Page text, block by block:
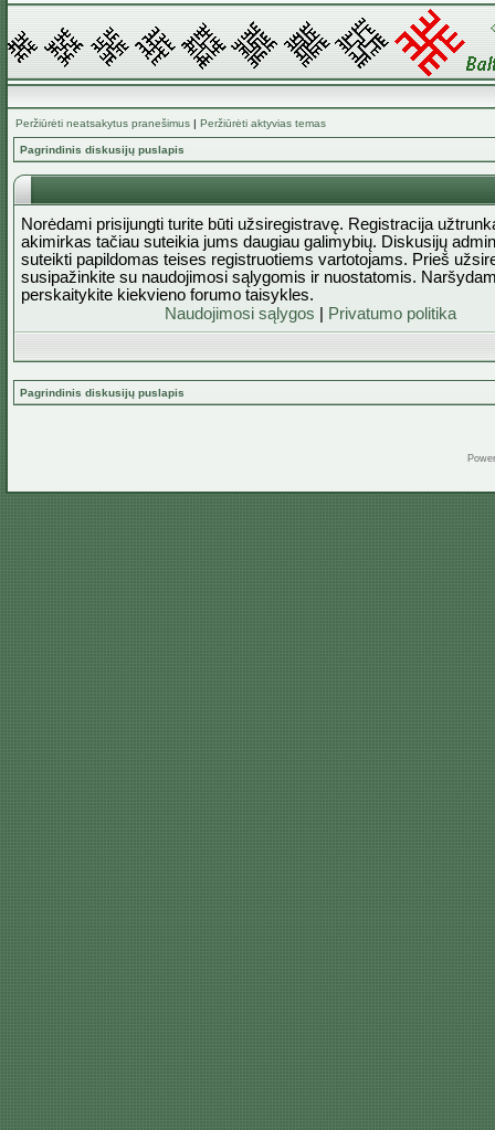
Peržiūrėti neatsakytus pranešimus | Peržiūrėti aktyvias temas
Pagrindinis diskusijų puslapis
Norėdami prisijungti turite būti užsiregistravę. Registracija
akimirkas tačiau suteikia jums daugiau galimybių. Diskusijų
suteikti papildomas teises registruotiems vartotojams. Prieš
susipažinkite su naudojimosi sąlygomis ir nuostatomis.
perskaitykite kiekvieno forumo taisykles.
Naudojimosi sąlygos
Privatumo politika
Pagrindinis diskusijų puslapis